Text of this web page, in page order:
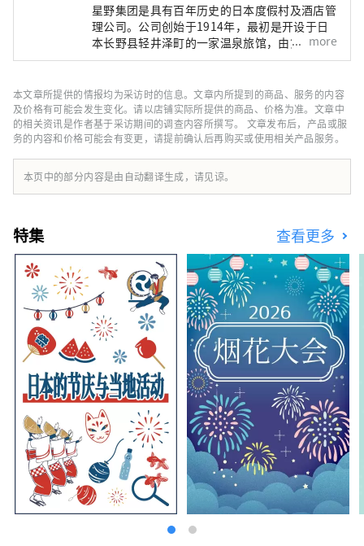
星野集团是具有百年历史的日本度假村及酒店管
理公司。公司创始于1914年，最初是开设于日
本长野县轻井泽町的一家温泉旅馆，由第四代经
营者星野佳路氏将其转型为度假酒店营运公司，
年后急速成长，现在在国内外共运营超过60家
酒店设施。星野集团致力于推广酒店所在地区本
土特色及精致细腻的日式服务，目前经营有顶级
奢华酒店品牌“虹夕诺雅”、日式精品温泉旅馆
品牌“界”、时尚亲子度假村品牌
“RISONARE”、都市观光酒店品牌
more
本文章所提供的情报均为采访时的信息。文章内所提到的商品、服务的内容
及价格有可能会发生变化。请以店铺实际所提供的商品、价格为准。文章中
的相关资讯是作者基于采访期间的调查内容所撰写。 文章发布后，产品或服
务的内容和价格可能会有变更，请提前确认后再购买或使用相关产品服务。
本页中的部分内容是由自动翻译生成，请见谅。
特集 查看更多